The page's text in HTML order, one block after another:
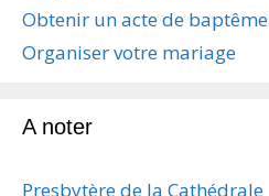
Obtenir un acte de baptême
Organiser votre mariage
A noter
Presbytère de la Cathédrale